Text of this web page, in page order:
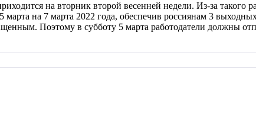
на вторник второй весенней недели. Из-за такого
на 7 марта 2022 года, обеспечив россиянам 3
Поэтому в субботу 5 марта работодатели должны